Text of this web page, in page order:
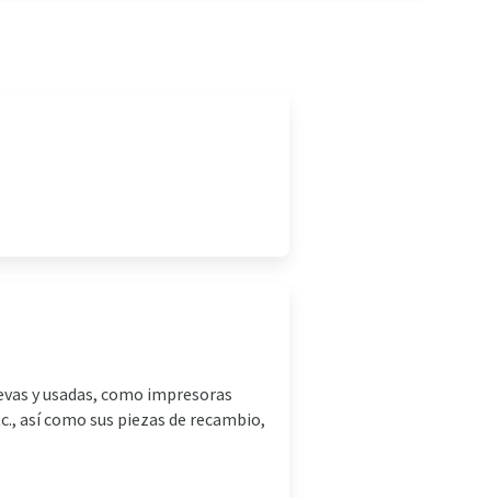
y usadas, como impresoras
así como sus piezas de recambio,